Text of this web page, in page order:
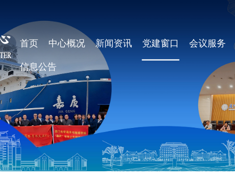
首页 中心概况 新闻资讯 党建窗口 会议服务
信息公告